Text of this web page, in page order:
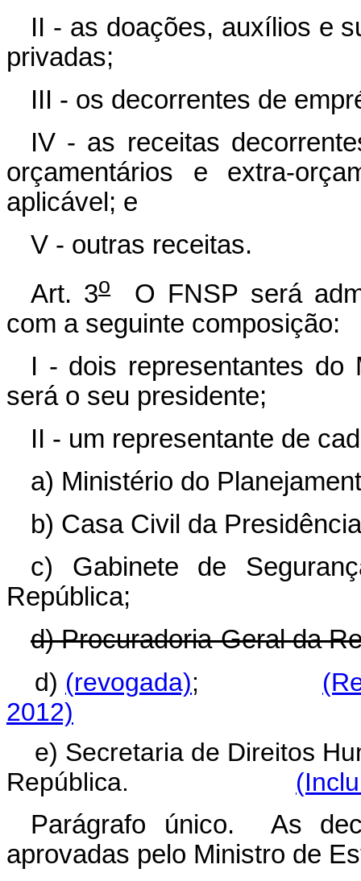
II - as doações, auxílios e
privadas;
III - os decorrentes de
IV - as receitas
orçamentários e extra-
aplicável; e
V - outras receitas.
Art. 3oO FNSP será
com a seguinte composição:
I - dois representantes do
será o seu presidente;
II - um representante de
a) Ministério do
b) Casa Civil da
c) Gabinete de
República;
d) Procuradoria-Geral da
d) (revogada);
2012)
e) Secretaria de Direitos
República.
Parágrafo único. As
aprovadas pelo Ministro de